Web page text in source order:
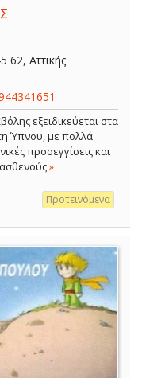
62, Αττικής
εξειδικεύεται στα
Ύπνου, με πολλά
προσεγγίσεις και
»
Προτεινόμενα